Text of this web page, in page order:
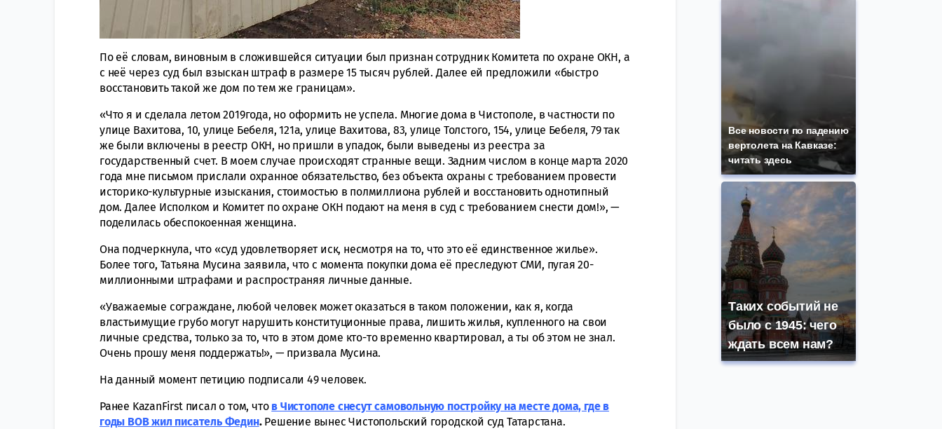
По её словам, виновным в сложившейся ситуации был признан сотрудник Комитета по охране ОКН, а
с неё через суд был взыскан штраф в размере 15 тысяч рублей. Далее ей предложили «быстро
восстановить такой же дом по тем же границам».
«Что я и сделала летом 2019года, но оформить не успела. Многие дома в Чистополе, в частности по
улице Вахитова, 10, улице Бебеля, 121а, улице Вахитова, 83, улице Толстого, 154, улице Бебеля, 79 так
же были включены в реестр ОКН, но пришли в упадок, были выведены из реестра за
государственный счет. В моем случае происходят странные вещи. Задним числом в конце марта 2020
года мне письмом прислали охранное обязательство, без объекта охраны с требованием провести
историко-культурные изыскания, стоимостью в полмиллиона рублей и восстановить однотипный
дом. Далее Исполком и Комитет по охране ОКН подают на меня в суд с требованием снести дом!», —
поделилась обеспокоенная женщина.
Она подчеркнула, что «суд удовлетворяет иск, несмотря на то, что это её единственное жилье».
Более того, Татьяна Мусина заявила, что с момента покупки дома её преследуют СМИ, пугая 20-
миллионными штрафами и распространяя личные данные.
«Уважаемые сограждане, любой человек может оказаться в таком положении, как я, когда
властьимущие грубо могут нарушить конституционные права, лишить жилья, купленного на свои
личные средства, только за то, что в этом доме кто-то временно квартировал, а ты об этом не знал.
Очень прошу меня поддержать!», — призвала Мусина.
На данный момент петицию подписали 49 человек.
Ранее KazanFirst писал о том, что в Чистополе снесут самовольную постройку на месте дома, где в
годы ВОВ жил писатель Федин.Решение вынес Чистопольский городской суд Татарстана.
Все новости по падению
вертолета на Кавказе:
читать здесь
Таких событий не
было с 1945: чего
ждать всем нам?